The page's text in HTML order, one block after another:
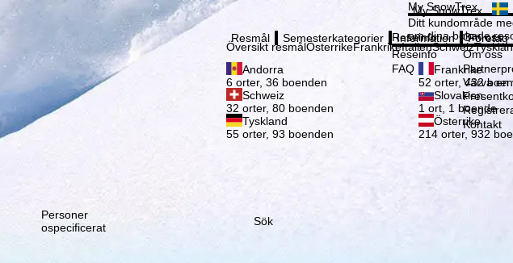
Registrering
My SnowTrex
My SnowTrex
Ditt kundområde
om dina bokade
Resmål
Översikt resmålÖsterrikeFrankrikeItalienSchweiz
Andorra
6 orter, 36 boenden
Frankrike
52 orter, 432
Schweiz
32 orter, 80 boenden
Slovakien
1 ort, 1 boende
Tyskland
55 orter, 93 boenden
Österrike
214 orter, 932
Semesterkategorier Information
Reseinfo
Reseinfo
FAQ
Företag
Om oss
Om oss
Värva en
Kontakt
Personer
ospecificerat
Sök